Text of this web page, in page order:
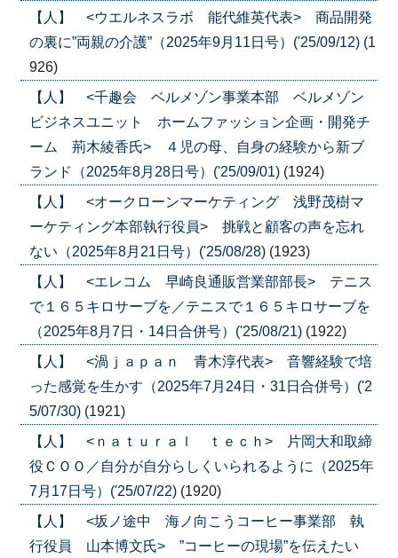
【人】 <ウエルネスラボ 能代維英代表> 商品開発
の裏に”両親の介護”（2025年9月11日号）('25/09/12) (1
926)
【人】 <千趣会 ベルメゾン事業本部 ベルメゾン
ビジネスユニット ホームファッション企画・開発チ
ーム 荊木綾香氏> ４児の母、自身の経験から新ブ
ランド（2025年8月28日号）('25/09/01) (1924)
【人】 <オークローンマーケティング 浅野茂樹マ
ーケティング本部執行役員> 挑戦と顧客の声を忘れ
ない（2025年8月21日号）('25/08/28) (1923)
【人】 <エレコム 早崎良通販営業部部長> テニス
で１６５キロサーブを／テニスで１６５キロサーブを
（2025年8月7日・14日合併号）('25/08/21) (1922)
【人】 <渦ｊａｐａｎ 青木淳代表> 音響経験で培
った感覚を生かす（2025年7月24日・31日合併号）('2
5/07/30) (1921)
【人】 <ｎａｔｕｒａｌ ｔｅｃｈ> 片岡大和取締
役ＣＯＯ／自分が自分らしくいられるように（2025年
7月17日号）('25/07/22) (1920)
【人】 <坂ノ途中 海ノ向こうコーヒー事業部 執
行役員 山本博文氏> ”コーヒーの現場”を伝えたい